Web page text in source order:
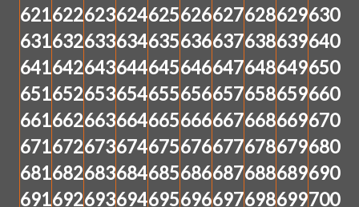
621622623624625626627628629630
631632633634635636637638639640
641642643644645646647648649650
651652653654655656657658659660
661662663664665666667668669670
671672673674675676677678679680
681682683684685686687688689690
691692693694695696697698699700